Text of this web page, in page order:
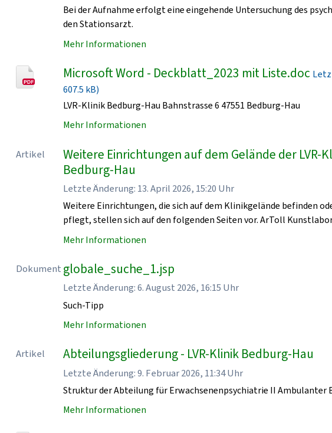
Bei der Aufnahme erfolgt eine eingehende Untersuchung des
den Stationsarzt.
Mehr Informationen
Microsoft Word - Deckblatt_2023 mit Liste.doc
607.5 kB)
LVR-Klinik Bedburg-Hau Bahnstrasse 6 47551 Bedburg-Hau
Mehr Informationen
Artikel
Weitere Einrichtungen auf dem Gelände der LVR-
Bedburg-Hau
Letzte Änderung: 13. April 2026, 15:20 Uhr
Weitere Einrichtungen, die sich auf dem Klinikgelände befinden
pflegt, stellen sich auf den folgenden Seiten vor. ArToll Kunstlabor
Mehr Informationen
Dokument globale_suche_1.jsp
Letzte Änderung: 6. August 2026, 16:15 Uhr
Such-Tipp
Mehr Informationen
Artikel Abteilungsgliederung - LVR-Klinik Bedburg-Hau
Letzte Änderung: 9. Februar 2026, 11:34 Uhr
Struktur der Abteilung für Erwachsenenpsychiatrie II Ambulanter
Mehr Informationen